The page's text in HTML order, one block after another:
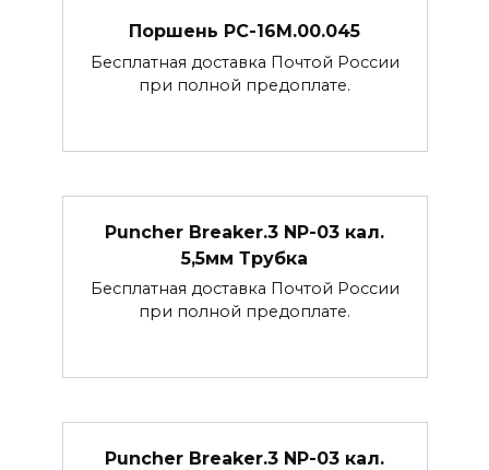
Поршень РС-16М.00.045
Бесплатная доставка Почтой России
при полной предоплате.
Puncher Breaker.3 NP-03 кал.
5,5мм Трубка
Бесплатная доставка Почтой России
при полной предоплате.
Puncher Breaker.3 NP-03 кал.